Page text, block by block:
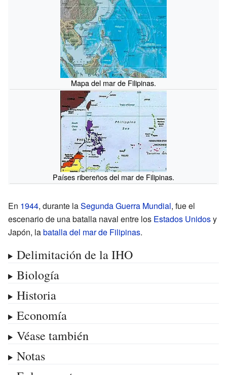
Mapa del mar de Filipinas.
Países ribereños del mar de Filipinas.
En 1944, durante laSegunda Guerra Mundial, fue el
escenario de una batalla naval entre los Estados Unidosy
Japón, labatalla del mar de Filipinas.
Delimitación de la IHO
Biología
Historia
Economía
Véase también
Notas